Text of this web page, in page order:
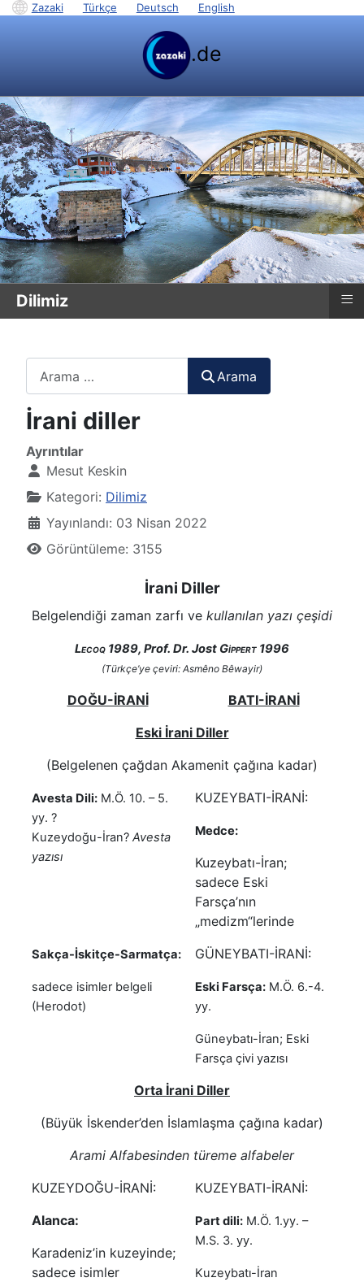
Zazaki Türkçe Deutsch English
.de
Dilimiz ≡
Arama
İrani diller
Ayrıntılar
Mesut Keskin
Kategori: Dilimiz
Yayınlandı: 03 Nisan 2022
Görüntüleme: 3155
İrani Diller
Belgelendiği zaman zarfı ve kullanılan yazı çeşidi
Lecoq 1989, Prof. Dr. Jost Gippert 1996
(Türkçe’ye çeviri: Asmêno Bêwayir)
DOĞU-İRANİ
BATI-İRANİ
Eski İrani Diller
(Belgelenen çağdan Akamenit çağına kadar)
Avesta Dili: M.Ö. 10. – 5.
yy. ?
Kuzeydoğu-İran?Avesta
yazısı
KUZEYBATI-İRANİ:
Medce:
Kuzeybatı-İran;
sadece Eski
Farsça’nın
„medizm“lerinde
Sakça-İskitçe-Sarmatça:
sadece isimler belgeli
(Herodot)
GÜNEYBATI-İRANİ:
Eski Farsça: M.Ö. 6.-4.
yy.
Güneybatı-İran; Eski
Farsça çivi yazısı
Orta İrani Diller
(Büyük İskender’den İslamlaşma çağına kadar)
Arami Alfabesinden türeme alfabeler
KUZEYDOĞU-İRANİ:
Alanca:
Karadeniz’in kuzeyinde;
sadece isimler
KUZEYBATI-İRANİ:
Part dili: M.Ö. 1.yy. –
M.S. 3. yy.
Kuzeybatı-İran